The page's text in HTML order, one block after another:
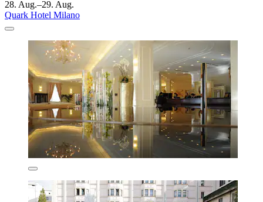
28. Aug.–29. Aug.
Quark Hotel Milano